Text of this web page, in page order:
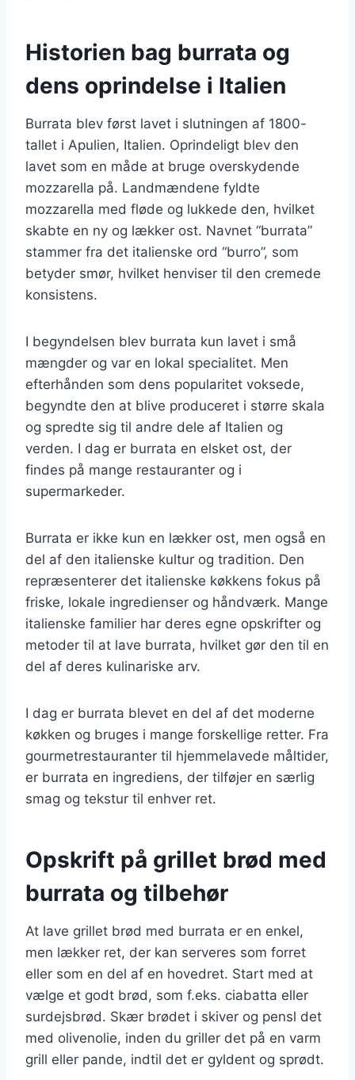
Historien bag burrata og
dens oprindelse i Italien
Burrata blev først lavet i slutningen af 1800-
tallet i Apulien, Italien. Oprindeligt blev den
lavet som en måde at bruge overskydende
mozzarella på. Landmændene fyldte
mozzarella med fløde og lukkede den, hvilket
skabte en ny og lækker ost. Navnet “burrata”
stammer fra det italienske ord “burro”, som
betyder smør, hvilket henviser til den cremede
konsistens.
I begyndelsen blev burrata kun lavet i små
mængder og var en lokal specialitet. Men
efterhånden som dens popularitet voksede,
begyndte den at blive produceret i større skala
og spredte sig til andre dele af Italien og
verden. I dag er burrata en elsket ost, der
findes på mange restauranter og i
supermarkeder.
Burrata er ikke kun en lækker ost, men også en
del af den italienske kultur og tradition. Den
repræsenterer det italienske køkkens fokus på
friske, lokale ingredienser og håndværk. Mange
italienske familier har deres egne opskrifter og
metoder til at lave burrata, hvilket gør den til en
del af deres kulinariske arv.
I dag er burrata blevet en del af det moderne
køkken og bruges i mange forskellige retter. Fra
gourmetrestauranter til hjemmelavede måltider,
er burrata en ingrediens, der tilføjer en særlig
smag og tekstur til enhver ret.
Opskrift på grillet brød med
burrata og tilbehør
At lave grillet brød med burrata er en enkel,
men lækker ret, der kan serveres som forret
eller som en del af en hovedret. Start med at
vælge et godt brød, som f.eks. ciabatta eller
surdejsbrød. Skær brødet i skiver og pensl det
med olivenolie, inden du griller det på en varm
grill eller pande, indtil det er gyldent og sprødt.